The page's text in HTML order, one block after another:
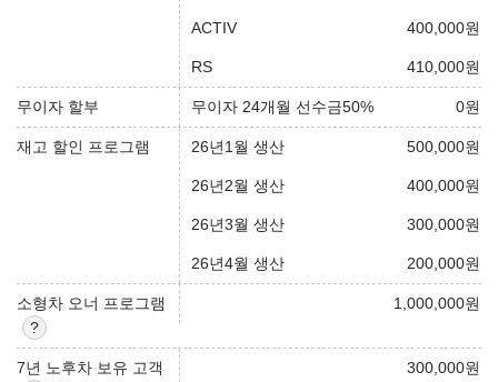
ACTIV 400,000원
RS 410,000원
무이자 할부 무이자 24개월 선수금50% 0원
재고 할인 프로그램 26년1월 생산 500,000원
26년2월 생산 400,000원
26년3월 생산 300,000원
26년4월 생산 200,000원
소형차 오너 프로그램 1,000,000원
7년 노후차 보유 고객 300,000원